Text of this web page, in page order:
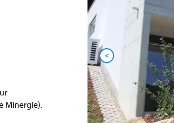
Minergie).
<